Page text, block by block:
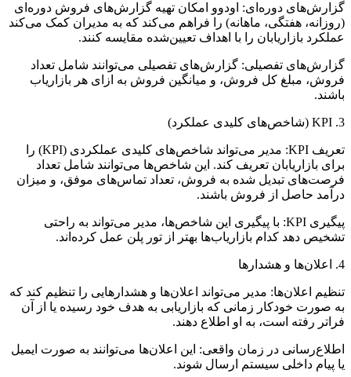
گزارش‌های دوره‌ای: اودوو امکان تهیه گزارش‌های فروش دوره‌ای
(روزانه، هفتگی، ماهانه) را فراهم می‌کند که به مدیران کمک می‌کند
عملکرد بازاریابان را با اهداف تعیین‌شده مقایسه کنند.
گزارش‌های تفصیلی: گزارش‌های تفصیلی می‌توانند شامل تعداد
فروش، مبلغ کل فروش، و میانگین فروش به ازای هر بازاریاب
باشند.
3. KPI (شاخص‌های کلیدی عملکرد)
تعریف KPI: مدیر می‌تواند شاخص‌های کلیدی عملکردی (KPI) را
برای بازاریابان تعریف کند. این شاخص‌ها می‌توانند شامل تعداد
فرصت‌های تبدیل شده به فروش، تعداد تماس‌های موفق، و میزان
درآمد حاصل از فروش باشند.
پیگیری KPI: با پیگیری این شاخص‌ها، مدیر می‌تواند به راحتی
تشخیص دهد کدام بازاریاب‌ها بهتر از تور پلن عمل کرده‌اند.
4. اعلان‌ها و هشدارها
تنظیم اعلان‌ها: مدیر می‌تواند اعلان‌ها و هشدارهایی را تنظیم کند که
به صورت خودکار زمانی که بازاریابی به هدف خود رسیده یا از آن
فراتر رفته است، به او اطلاع دهند.
اطلاع‌رسانی در زمان واقعی: این اعلان‌ها می‌توانند به صورت ایمیل
یا پیام داخلی سیستم ارسال شوند.